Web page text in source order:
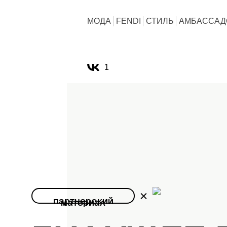
МОДА FENDI СТИЛЬ
1
партнерский
материал